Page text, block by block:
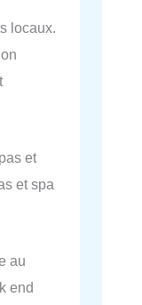
locaux.
et
et spa
au
end